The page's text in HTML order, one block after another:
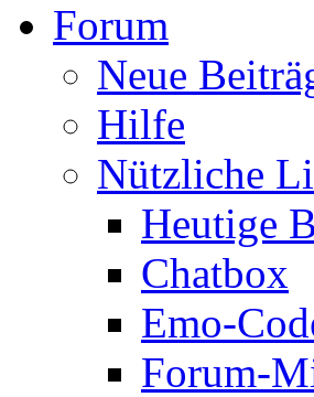
Forum
Neue
Hilfe
Nützliche
Heutige
Chatbox
Emo-
Forum-